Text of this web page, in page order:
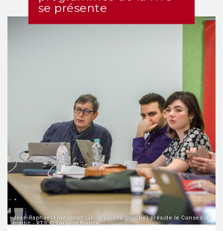
se présente
Jean-Raphaël Fontannaz (2e depuis la gauche) préside le Conseil du
public - RTS © Laurent Bleuze